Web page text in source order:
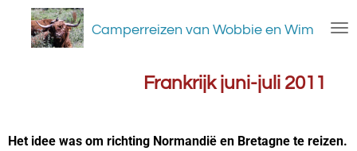
direct
Camperreizen van Wobbie en Wim
Frankrijk juni-juli 2011
Het idee was om richting Normandië en Bretagne te reizen.